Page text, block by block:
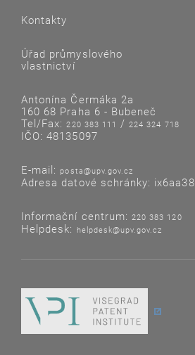
Kontakty
Úřad průmyslového
vlastnictví
Antonína Čermáka 2a
160 68 Praha 6 - Bubeneč
Tel/Fax:220 383 111 /224 324 718
IČO: 48135097
E-mail: posta@upv.gov.cz
Adresa datové schránky: ix6aa38
Informační centrum: 220 383 120
Helpdesk: helpdesk@upv.gov.cz